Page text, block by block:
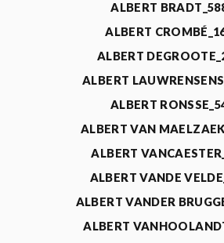
ALBERT
ALBERT
ALBERT
ALBERT
ALBERT
ALBERT VAN
ALBERT
ALBERT VANDE
ALBERT VANDER
ALBERT